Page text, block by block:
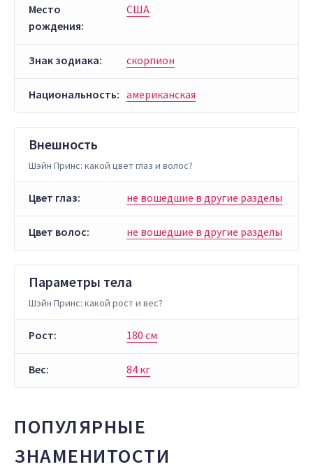
Место
рождения:
США
Знак зодиака: скорпион
Национальность: американская
Внешность
Шэйн Принс: какой цвет глаз и волос?
Цвет глаз: не вошедшие в другие разделы
Цвет волос: не вошедшие в другие разделы
Параметры тела
Шэйн Принс: какой рост и вес?
Рост: 180 см
Вес: 84 кг
ПОПУЛЯРНЫЕ
ЗНАМЕНИТОСТИ